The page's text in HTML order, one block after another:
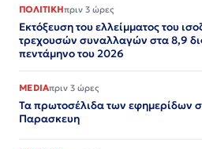
ΠΟΛΙΤΙΚΗπριν 3 ώρες
Εκτόξευση του ελλείμματος του
τρεχουσών συναλλαγών στα 8,9
πεντάμηνο του 2026
MEDIAπριν 3 ώρες
Τα πρωτοσέλιδα των εφημερίδων
Παρασκευη